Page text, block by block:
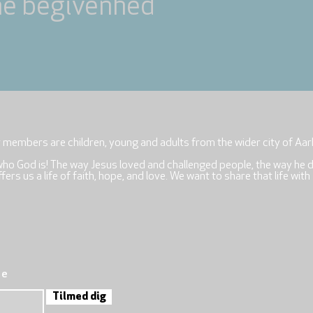
begivenhed
are children, young and adults from the wider city of
God is! The way Jesus loved and challenged people, the way he
us a life of faith, hope, and love. We want to share that life with
Tilmed dig